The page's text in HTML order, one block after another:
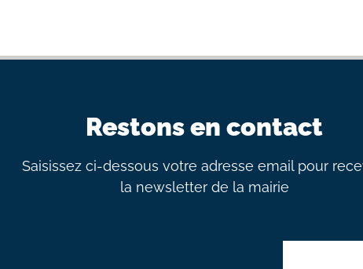
Restons en contact
Saisissez ci-dessous votre adresse email pour
la newsletter de la mairie